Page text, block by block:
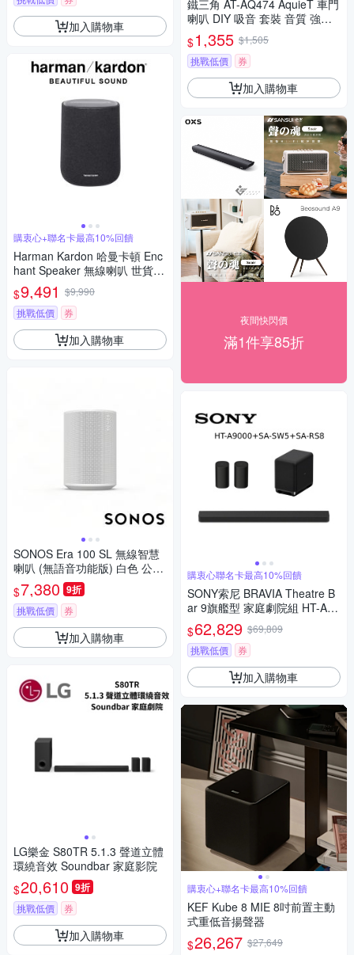
加入購物車
購衷心+聯名卡最高10%回饋
Harman Kardon 哈曼卡頓 Enc
hant Speaker 無線喇叭 世貨公
司貨一年保固
$9,491 $9,990
挑戰低價
券
加入購物車
SONOS Era 100 SL 無線智慧
喇叭 (無語音功能版) 白色 公司
貨
$7,380 9折
挑戰低價 券
加入購物車
LG樂金 S80TR 5.1.3 聲道立體
環繞音效 Soundbar 家庭影院
$20,610 9折
挑戰低價 券
加入購物車
鐵三角 AT-AQ474 AquieT 車門
喇叭 DIY 吸音 套裝 音質 強化
抑制 震動 車用 音響
$1,355 $1,505
挑戰低價
券
加入購物車
夜間快閃價
滿1件享85折
購衷心聯名卡最高10%回饋
SONY索尼 BRAVIA Theatre B
ar 9旗艦型 家庭劇院組 HT-A90
00+SA-SW5+SA-RS8
$62,829 $69,809
挑戰低價
券
加入購物車
購衷心+聯名卡最高10%回饋
KEF Kube 8 MIE 8吋前置主動
式重低音揚聲器
$26,267 $27,649